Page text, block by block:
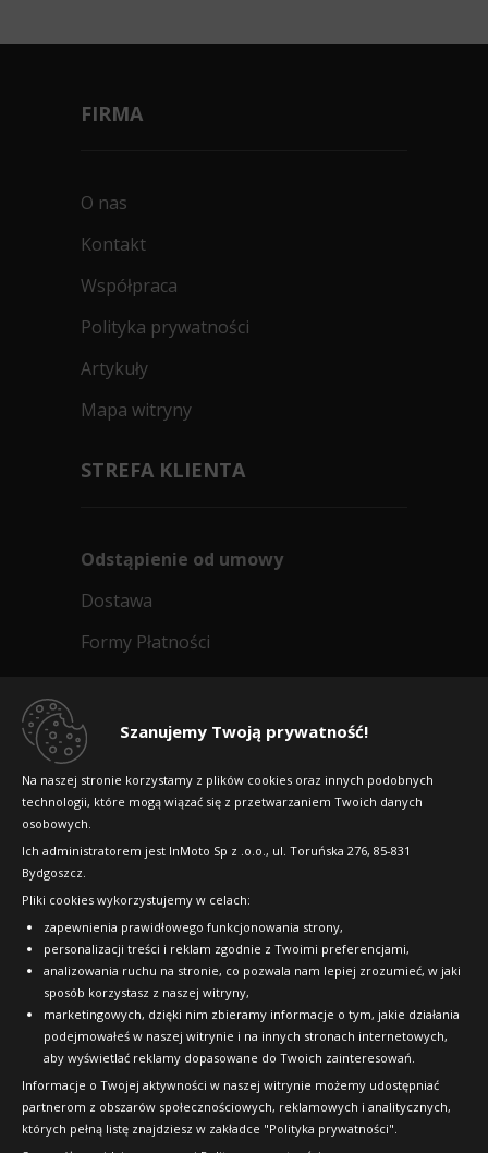
Szanujemy Twoją prywatność!
Na naszej stronie korzystamy z plików cookies oraz innych podobnych
technologii, które mogą wiązać się z przetwarzaniem Twoich danych
osobowych.
Ich administratorem jest InMoto Sp z .o.o., ul. Toruńska 276, 85-831
Bydgoszcz.
Pliki cookies wykorzystujemy w celach:
zapewnienia prawidłowego funkcjonowania strony,
personalizacji treści i reklam zgodnie z Twoimi preferencjami,
analizowania ruchu na stronie, co pozwala nam lepiej zrozumieć, w jaki
sposób korzystasz z naszej witryny,
marketingowych, dzięki nim zbieramy informacje o tym, jakie działania
podejmowałeś w naszej witrynie i na innych stronach internetowych,
aby wyświetlać reklamy dopasowane do Twoich zainteresowań.
Informacje o Twojej aktywności w naszej witrynie możemy udostępniać
partnerom z obszarów społecznościowych, reklamowych i analitycznych,
których pełną listę znajdziesz w zakładce "Polityka prywatności".
FIRMA
O nas
Kontakt
Współpraca
Polityka prywatności
Artykuły
Mapa witryny
STREFA KLIENTA
Odstąpienie od umowy
Dostawa
Formy Płatności
Dlaczego warto kupić w 24opony.pl
Raty
FAQ
OFICJALNY PARTNER